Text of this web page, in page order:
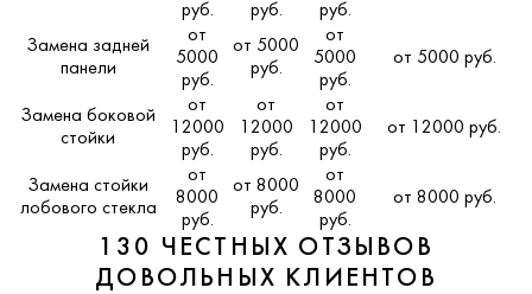
руб.
руб.
руб.
Замена задней
панели
от
5000
руб.
от 5000
руб.
от
5000
руб.
от 5000 руб.
Замена боковой
стойки
от
12000
руб.
от
12000
руб.
от
12000
руб.
от 12000 руб.
Замена стойки
лобового стекла
от
8000
руб.
от 8000
руб.
от
8000
руб.
от 8000 руб.
130 ЧЕСТНЫХ ОТЗЫВОВ
ДОВОЛЬНЫХ КЛИЕНТОВ